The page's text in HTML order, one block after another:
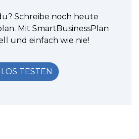
Schreibe noch heute
Mit SmartBusinessPlan
und einfach wie nie!
TESTEN